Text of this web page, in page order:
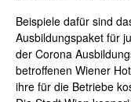
Beispiele dafür sind
Ausbildungspaket für
der Corona
betroffenen Wiener
ihre für die Betriebe